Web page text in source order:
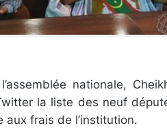
nationale,
la liste des neuf
frais de l’institution.